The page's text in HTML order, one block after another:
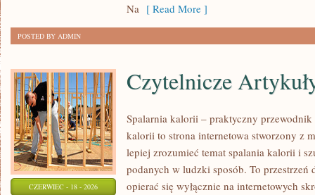
Na [ Read More ]
POSTED BY ADMIN
CZERWIEC - 18 - 2026
Czytelnicze
Spalarnia kalorii – praktyczny
kalorii to strona internetowa stworzony z
lepiej zrozumieć temat spalania kalorii i
podanych w ludzki sposób. To
opierać się wyłącznie na internetowych